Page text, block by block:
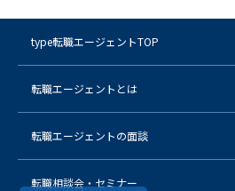
type転職エージェントTOP
転職エージェントとは
転職エージェントの面談
転職相談会・セミナー